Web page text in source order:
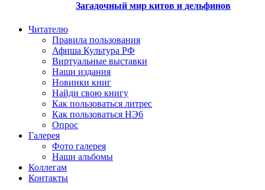
Загадочный мир китов и дельфинов
Читателю
Правила пользования
Афиша Культура РФ
Виртуальные выставки
Наши издания
Новинки книг
Найди свою книгу
Как пользоваться литрес
Как пользоваться НЭ6
Опрос
Галерея
Фото галерея
Наши альбомы
Коллегам
Контакты